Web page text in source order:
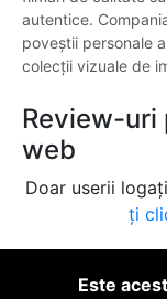
autentice.
poveștii personale
colecții vizuale de
Review-uri
web
Doar userii
ți
Este